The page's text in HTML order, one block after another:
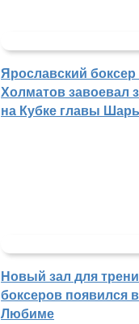
Ярославский
Холматов завоевал
на Кубке главы
Новый зал для
боксеров появился в
Любиме